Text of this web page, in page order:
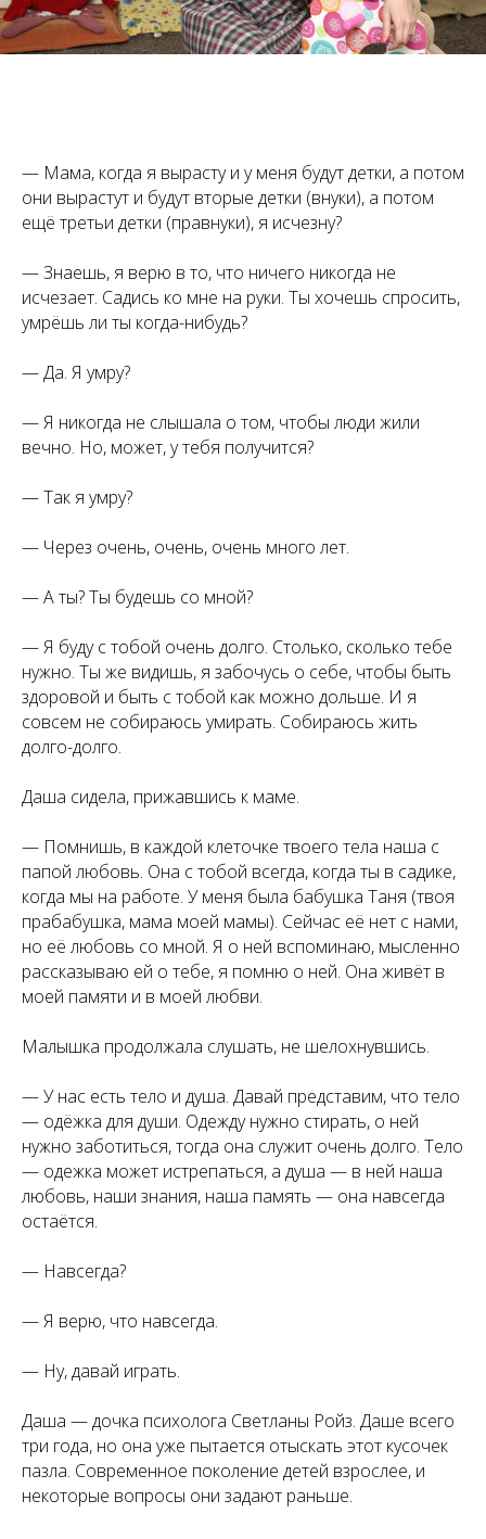
— Мама, когда я вырасту и у меня будут детки, а потом
они вырастут и будут вторые детки (внуки), а потом
ещё третьи детки (правнуки), я исчезну?
— Знаешь, я верю в то, что ничего никогда не
исчезает. Садись ко мне на руки. Ты хочешь спросить,
умрёшь ли ты когда-нибудь?
— Да. Я умру?
— Я никогда не слышала о том, чтобы люди жили
вечно. Но, может, у тебя получится?
— Так я умру?
— Через очень, очень, очень много лет.
— А ты? Ты будешь со мной?
— Я буду с тобой очень долго. Столько, сколько тебе
нужно. Ты же видишь, я забочусь о себе, чтобы быть
здоровой и быть с тобой как можно дольше. И я
совсем не собираюсь умирать. Собираюсь жить
долго-долго.
Даша сидела, прижавшись к маме.
— Помнишь, в каждой клеточке твоего тела наша с
папой любовь. Она с тобой всегда, когда ты в садике,
когда мы на работе. У меня была бабушка Таня (твоя
прабабушка, мама моей мамы). Сейчас её нет с нами,
но её любовь со мной. Я о ней вспоминаю, мысленно
рассказываю ей о тебе, я помню о ней. Она живёт в
моей памяти и в моей любви.
Малышка продолжала слушать, не шелохнувшись.
— У нас есть тело и душа. Давай представим, что тело
— одёжка для души. Одежду нужно стирать, о ней
нужно заботиться, тогда она служит очень долго. Тело
— одежка может истрепаться, а душа — в ней наша
любовь, наши знания, наша память — она навсегда
остаётся.
— Навсегда?
— Я верю, что навсегда.
— Ну, давай играть.
Даша — дочка психолога Светланы Ройз. Даше всего
три года, но она уже пытается отыскать этот кусочек
пазла. Современное поколение детей взрослее, и
некоторые вопросы они задают раньше.